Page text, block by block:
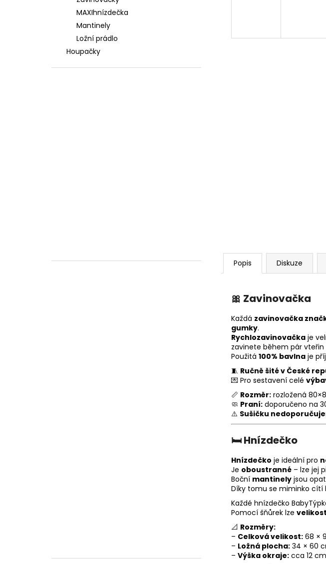
MAXIhnízdečka
Mantinely
Ložní prádlo
Houpačky
Popis Diskuze
🎀 Zavinovačka
Každá zavinovačka
gumky.
Rychlozavinovačka je
zavinete během pár vteřin
Použitá 100% bavlna je
🧵 Ručně šité v České
💌 Pro sestavení celé
📏 Rozměr: rozložená
🧼 Praní: doporučeno na
⚠️ Sušičku
🛏️Hnízdečko
Hnízdečko je ideální pro
Je oboustranné – lze jej
Boční mantinely jsou
Díky tomu se miminko cítí
Každé hnízdečko
Pomocí šňůrek lze
📐 Rozměry:
– Celková velikost: 68 ×
– Ložná plocha: 34 × 60
– Výška okraje: cca 12 cm
3 588 Kč